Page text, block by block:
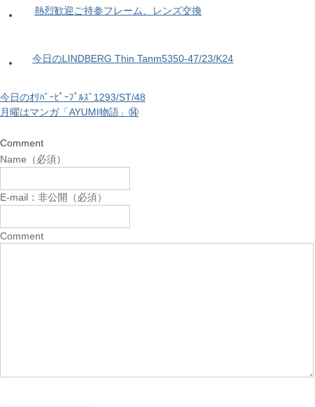
熱烈歓迎ご持参フレーム、レンズ交換
今日のLINDBERG Thin Tanm5350-47/23/K24
今日のｵﾘﾊﾞｰﾋﾟｰﾌﾟﾙｽﾞ1293/ST/48
月曜はマンガ「AYUMI物語」⑭
Comment
Name（必須）
E-mail：非公開（必須）
Comment